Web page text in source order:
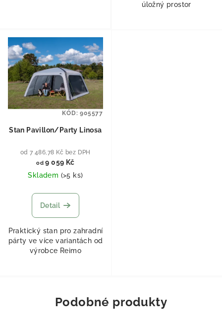
úložný prostor
Stan Pavillon/Party Linosa
od 7 486,78 Kč bez DPH
od 9 059 Kč
Skladem (>5 ks)
Detail
Praktický stan pro zahradní
párty ve více variantách od
výrobce Reimo
KÓD:905577
Podobné produkty